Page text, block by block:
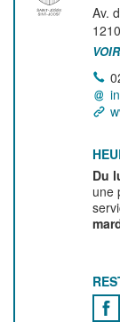
Av.
1210
Du
une